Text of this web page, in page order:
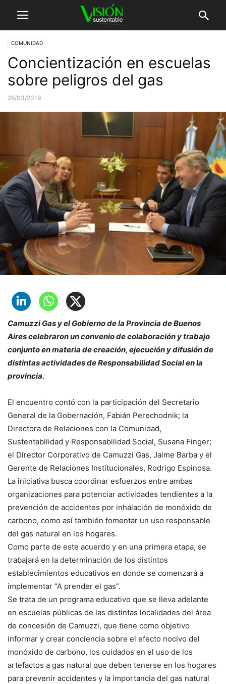
COMUNIDAD
Concientización en escuelas
sobre peligros del gas
28/03/2019
Camuzzi Gas y el Gobierno de la Provincia de Buenos
Aires celebraron un convenio de colaboración y trabajo
conjunto en materia de creación, ejecución y difusión de
distintas actividades de Responsabilidad Social en la
provincia.
El encuentro contó con la participación del Secretario
General de la Gobernación, Fabián Perechodnik; la
Directora de Relaciones con la Comunidad,
Sustentabilidad y Responsabilidad Social, Susana Finger;
el Director Corporativo de Camuzzi Gas, Jaime Barba y el
Gerente de Relaciones Institucionales, Rodrigo Espinosa.
La iniciativa busca coordinar esfuerzos entre ambas
organizaciones para potenciar actividades tendientes a la
prevención de accidentes por inhalación de monóxido de
carbono, como así también fomentar un uso responsable
del gas natural en los hogares.
Como parte de este acuerdo y en una primera etapa, se
trabajará en la determinación de los distintos
establecimientos educativos en donde se comenzará a
implementar “A prender el gas”.
Se trata de un programa educativo que se lleva adelante
en escuelas públicas de las distintas localidades del área
de concesión de Camuzzi, que tiene como objetivo
informar y crear conciencia sobre el efecto nocivo del
monóxido de carbono, los cuidados en el uso de los
artefactos a gas natural que deben tenerse en los hogares
para prevenir accidentes y la importancia del gas natural